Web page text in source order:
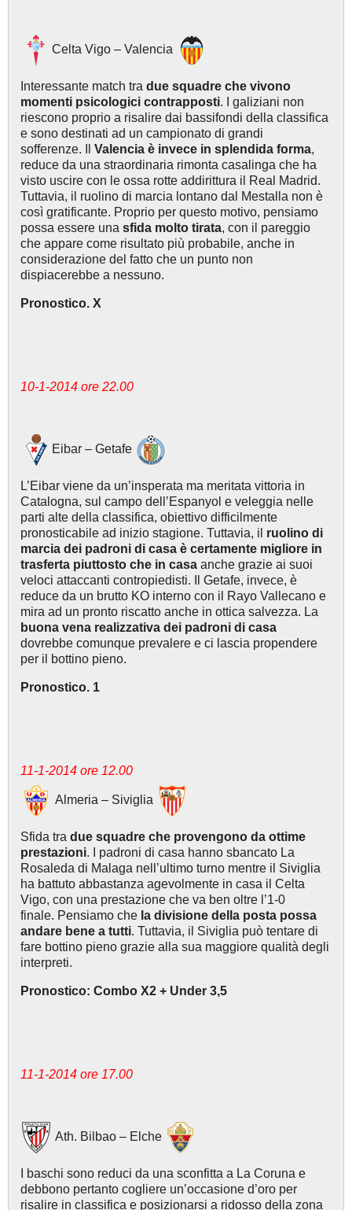
Celta Vigo – Valencia
Interessante match tra due squadre che vivono
momenti psicologici contrapposti. I galiziani non
riescono proprio a risalire dai bassifondi della classifica
e sono destinati ad un campionato di grandi
sofferenze. Il Valencia è invece in splendida forma,
reduce da una straordinaria rimonta casalinga che ha
visto uscire con le ossa rotte addirittura il Real Madrid.
Tuttavia, il ruolino di marcia lontano dal Mestalla non è
così gratificante. Proprio per questo motivo, pensiamo
possa essere una sfida molto tirata, con il pareggio
che appare come risultato più probabile, anche in
considerazione del fatto che un punto non
dispiacerebbe a nessuno.
Pronostico. X
10-1-2014 ore 22.00
Eibar – Getafe
L’Eibar viene da un’insperata ma meritata vittoria in
Catalogna, sul campo dell’Espanyol e veleggia nelle
parti alte della classifica, obiettivo difficilmente
pronosticabile ad inizio stagione. Tuttavia, il ruolino di
marcia dei padroni di casa è certamente migliore in
trasferta piuttosto che in casa anche grazie ai suoi
veloci attaccanti contropiedisti. Il Getafe, invece, è
reduce da un brutto KO interno con il Rayo Vallecano e
mira ad un pronto riscatto anche in ottica salvezza. La
buona vena realizzativa dei padroni di casa
dovrebbe comunque prevalere e ci lascia propendere
per il bottino pieno.
Pronostico. 1
11-1-2014 ore 12.00
Almeria – Siviglia
Sfida tra due squadre che provengono da ottime
prestazioni. I padroni di casa hanno sbancato La
Rosaleda di Malaga nell’ultimo turno mentre il Siviglia
ha battuto abbastanza agevolmente in casa il Celta
Vigo, con una prestazione che va ben oltre l’1-0
finale. Pensiamo che la divisione della posta possa
andare bene a tutti. Tuttavia, il Siviglia può tentare di
fare bottino pieno grazie alla sua maggiore qualità degli
interpreti.
Pronostico: Combo X2 + Under 3,5
11-1-2014 ore 17.00
Ath. Bilbao – Elche
I baschi sono reduci da una sconfitta a La Coruna e
debbono pertanto cogliere un’occasione d’oro per
risalire in classifica e posizionarsi a ridosso della zona